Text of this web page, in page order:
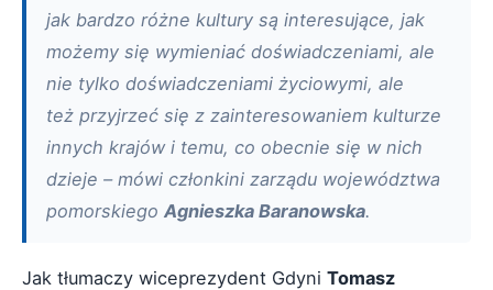
jak bardzo różne kultury są interesujące, jak
możemy się wymieniać doświadczeniami, ale
nie tylko doświadczeniami życiowymi, ale
też przyjrzeć się z zainteresowaniem kulturze
innych krajów i temu, co obecnie się w nich
dzieje – mówi członkini zarządu województwa
pomorskiego Agnieszka Baranowska.
Jak tłumaczy wiceprezydent Gdyni Tomasz